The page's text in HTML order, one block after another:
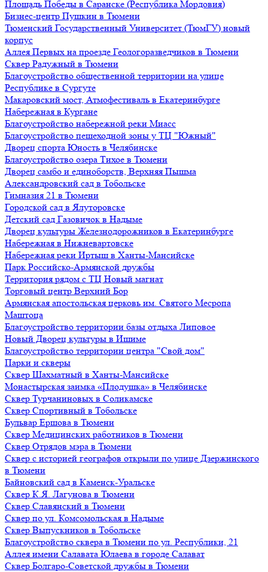
Площадь Победы в Саранске (Республика Мордовия)
Бизнес-центр Пушкин в Тюмени
Тюменский Государственный Университет (ТюмГУ) новый
корпус
Аллея Первых на проезде Геологоразведчиков в Тюмени
Сквер Радужный в Тюмени
Благоустройство общественной территории на улице
Республике в Сургуте
Макаровский мост, Атмофестиваль в Екатеринбурге
Набережная в Кургане
Благоустройство набережной реки Миасс
Благоустройство пешеходной зоны у ТЦ "Южный"
Дворец спорта Юность в Челябинске
Благоустройство озера Тихое в Тюмени
Дворец самбо и единоборств, Верхняя Пышма
Александровский сад в Тобольске
Гимназия 21 в Тюмени
Городской сад в Ялуторовске
Детский сад Газовичок в Надыме
Дворец культуры Железнодорожников в Екатеринбурге
Набережная в Нижневартовске
Набережная реки Иртыш в Ханты-Мансийске
Парк Российско-Армянской дружбы
Территория рядом с ТЦ Новый магнат
Торговый центр Верхний Бор
Армянская апостольская церковь им. Святого Месропа
Маштоца
Благоустройство территории базы отдыха Липовое
Нoвый Двoрeц культуры в Ишимe
Благоустройство территории центра "Свой дом"
Парки и скверы
Сквер Шахматный в Ханты-Мансийске
Монастырская заимка «Плодушка» в Челябинске
Сквер Турчаниновых в Соликамске
Сквер Спортивный в Тобольске
Бульвар Ершова в Тюмени
Сквер Медицинских работников в Тюмени
Сквер Отрядов мэра в Тюмени
Сквер с историей географов открыли по улице Дзержинского
в Тюмени
Байновский сад в Каменск-Уральске
Сквер К.Я. Лагунова в Тюмени
Сквер Славянский в Тюмени
Сквер по ул. Комсомольская в Надыме
Сквер Выпускников в Тобольске
Благоустройство сквера в Тюмени по ул. Республики, 21
Аллея имени Салавата Юлаева в городе Салават
Сквер Болгаро-Советской дружбы в Тюмени